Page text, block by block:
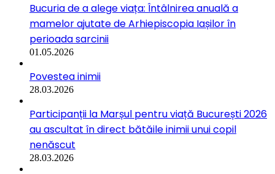
Bucuria de a alege viața: Întâlnirea anuală a
mamelor ajutate de Arhiepiscopia Iașilor în
perioada sarcinii
01.05.2026
Povestea inimii
28.03.2026
Participanții la Marșul pentru viață București 2026
au ascultat în direct bătăile inimii unui copil
nenăscut
28.03.2026